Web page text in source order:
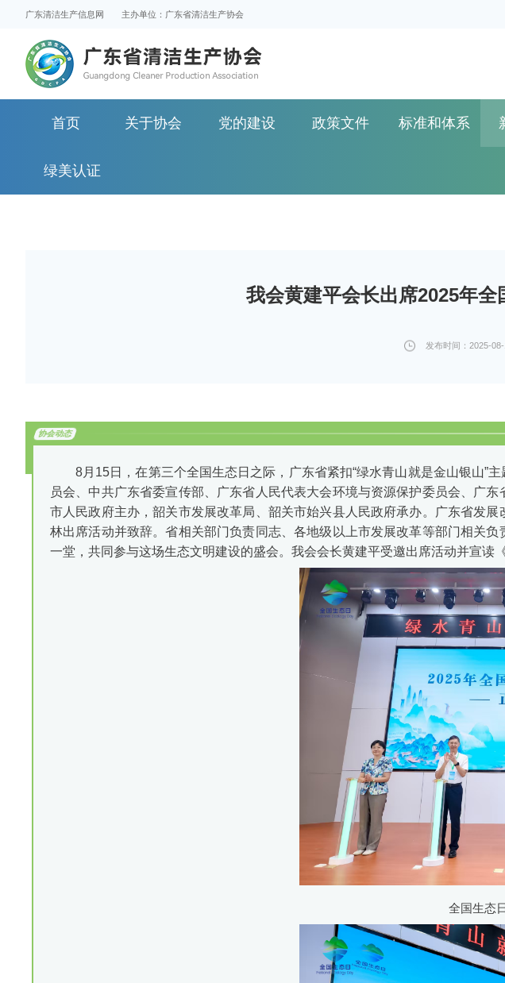
广东清洁生产信息网 主办单位：广东省清洁生产协会
首页 关于协会 党的建设 政策文件 标准和体系
绿美认证
我会黄建平会长出席2025年
发布时间：2025-
协会动态
8月15日，在第三个全国生态日之际，广东省紧扣“绿水青山就是金山银山”
员会、中共广东省委宣传部、广东省人民代表大会环境与资源保护委员会、广
市人民政府主办，韶关市发展改革局、韶关市始兴县人民政府承办。
广东省发展
林出席活动并致辞。省相关部门负责同志、各地级以上市发展改革等部门相关
一堂，共同参与这场生态文明建设的盛会。我会会长黄建平受邀出席活动并宣读
全国生态